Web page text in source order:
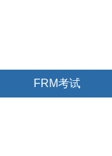
FRM考试